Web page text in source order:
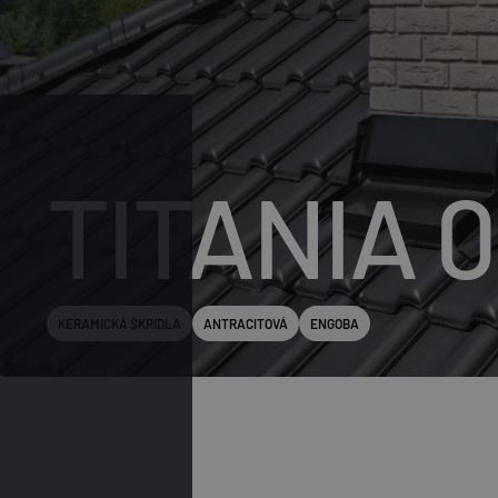
TITANIA
KERAMICKÁ ŠKRIDLA ANTRACITOVÁ ENGOBA